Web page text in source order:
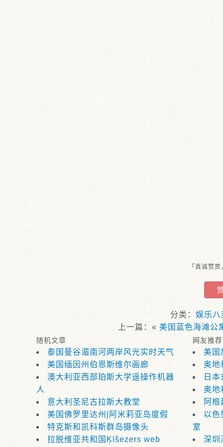
「真诚赞
分类： 娱乐八
上一篇：« 美国蓝色海滩公
随机文章
泰国曼谷湄南河两岸风光实时天气
美国缅因州伯恩斯维尔画廊
澳大利亚西部珀斯大学遥操作机器
人
意大利圣尼古拉斯大教堂
美国佛罗里达州|阿米莉亚岛度假
特克斯和凯科斯群岛摄像头
拉脱维亚共和国Ķīšezers web
网友推荐
美国
奥地
日
奥地
阿
以色
室
深圳